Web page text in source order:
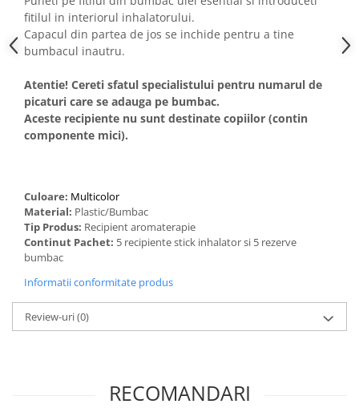
fitilul in interiorul inhalatorului.
Capacul din partea de jos se inchide pentru a tine
bumbacul inautru.
Atentie! Cereti sfatul specialistului pentru numarul de
picaturi care se adauga pe bumbac.
Aceste recipiente nu sunt destinate copiilor (contin
componente mici).
Culoare: Multicolor
Material: Plastic/Bumbac
Tip Produs: Recipient aromaterapie
Continut Pachet: 5 recipiente stick inhalator si 5 rezerve
bumbac
Informatii conformitate produs
Review-uri(0)
RECOMANDARI